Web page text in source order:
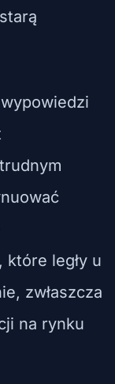
legły u
zwłaszcza
na rynku